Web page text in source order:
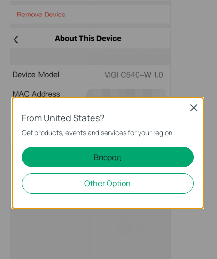
From United States?
Get products, events and services for your region.
Вперед
Other Option
Close